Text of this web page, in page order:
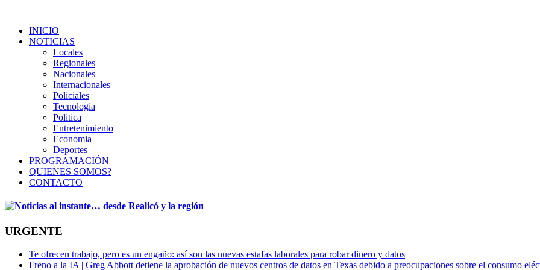
INICIO
NOTICIAS
Locales
Regionales
Nacionales
Internacionales
Policiales
Tecnologia
Politica
Entretenimiento
Economia
Deportes
PROGRAMACIÓN
QUIENES SOMOS?
CONTACTO
URGENTE
Te ofrecen trabajo, pero es un engaño: así son las nuevas estafas laborales para robar dinero y datos
Freno a la IA | Greg Abbott detiene la aprobación de nuevos centros de datos en Texas debido a preocupaciones sobre el consumo